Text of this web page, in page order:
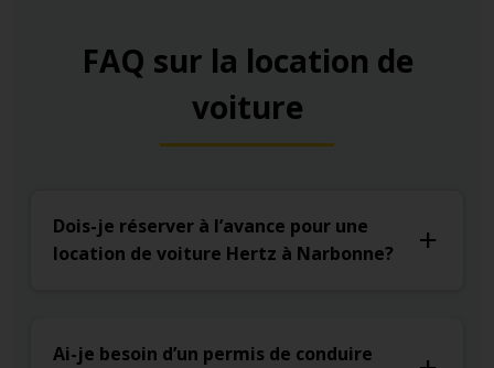
FAQ sur la location de
voiture
Dois-je réserver à l’avance pour une
location de voiture Hertz à Narbonne?
Ai-je besoin d’un permis de conduire